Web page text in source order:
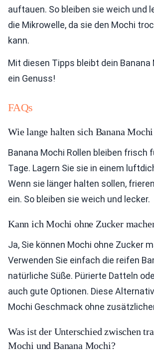
auftauen. So bleiben sie weich und
die Mikrowelle, da sie den Mochi
kann.
Mit diesen Tipps bleibt dein Banana
ein Genuss!
FAQs
Wie lange halten sich Banana
Banana Mochi Rollen bleiben frisch
Tage. Lagern Sie sie in einem
Wenn sie länger halten sollen,
ein. So bleiben sie weich und lecker.
Kann ich Mochi ohne Zucker
Ja, Sie können Mochi ohne Zucker
Verwenden Sie einfach die reifen
natürliche Süße. Pürierte Datteln
auch gute Optionen. Diese
Mochi Geschmack ohne
Was ist der Unterschied zwischen
Mochi und Banana Mochi?